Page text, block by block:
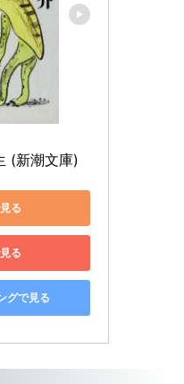
(新潮文庫)
る
る
グで見る